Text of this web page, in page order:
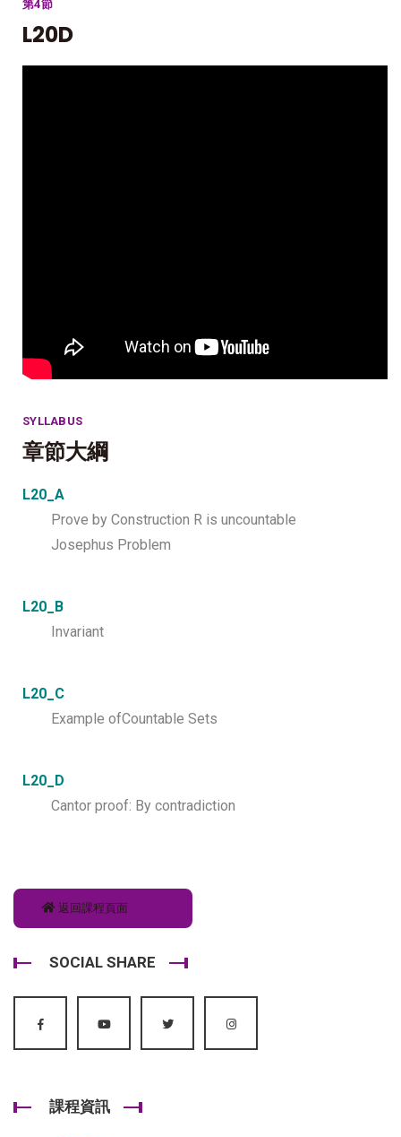
第4節
L20D
SYLLABUS
章節大綱
L20_A
Prove by Construction R is uncountable
Josephus Problem
L20_B
Invariant
L20_C
Example ofCountable Sets
L20_D
Cantor proof: By contradiction
返回課程頁面
SOCIAL SHARE
課程資訊